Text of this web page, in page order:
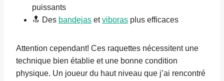
puissants
🔝 Des bandejas etviboras plus efficaces
Attention cependant! Ces raquettes nécessitent une
technique bien établie et une bonne condition
physique. Un joueur du haut niveau que j’ai rencontré